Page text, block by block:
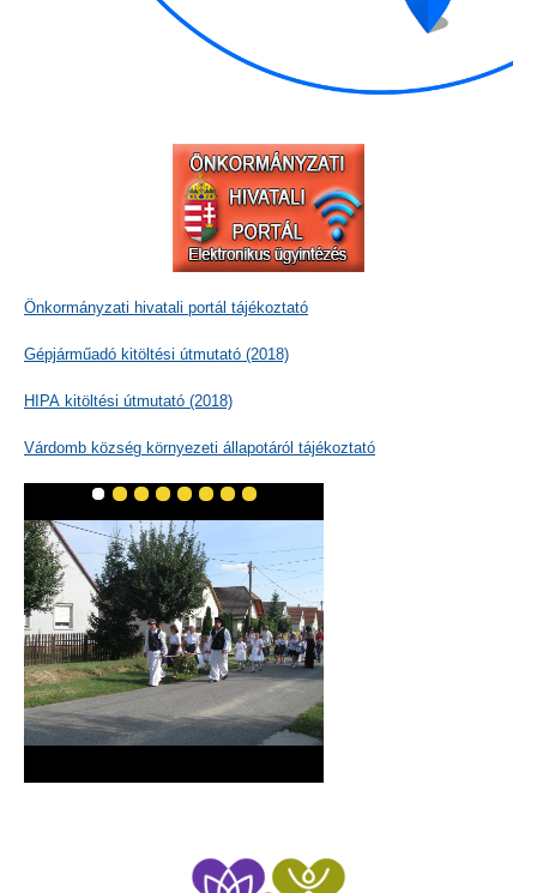
Önkormányzati hivatali portál tájékoztató
Gépjárműadó kitöltési útmutató (2018)
HIPA kitöltési útmutató (2018)
Várdomb község környezeti állapotáról tájékoztató